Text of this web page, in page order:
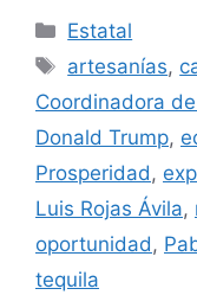
Categorías
Estatal
Etiquetas
artesanías,
Coordinadora
Donald Trump,
Prosperidad,
Luis Rojas Ávila,
oportunidad,
tequila